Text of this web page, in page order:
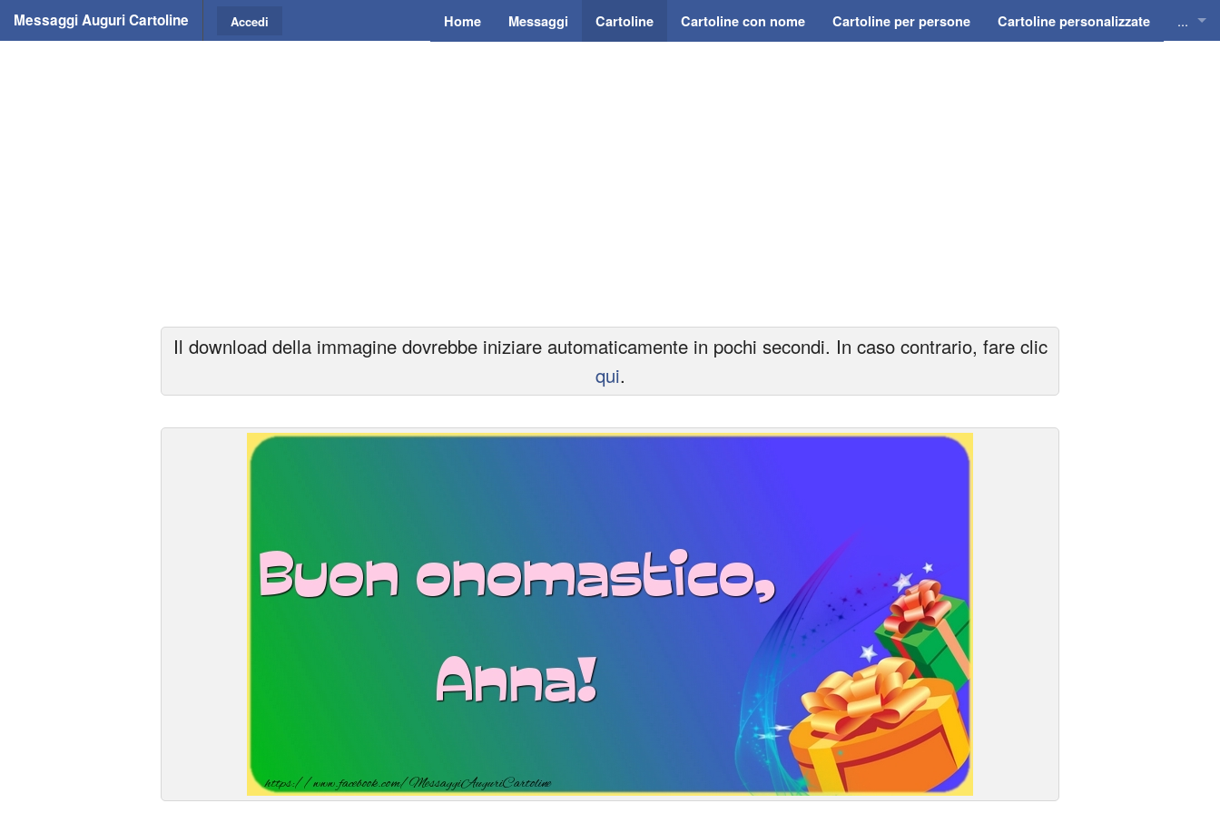
Messaggi Auguri Cartoline Home Messaggi Cartoline Cartoline con nome Cartoline per persone Cartoline personalizzate ...
Accedi
Il download della immagine dovrebbe iniziare automaticamente in pochi secondi. In caso contrario, fare clic
qui.